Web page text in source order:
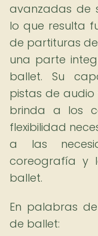
avanzadas de
lo que resulta
de partituras
una parte
ballet. Su
pistas de audio
brinda a los
flexibilidad
a las
coreografía y
ballet.
En palabras
de ballet: